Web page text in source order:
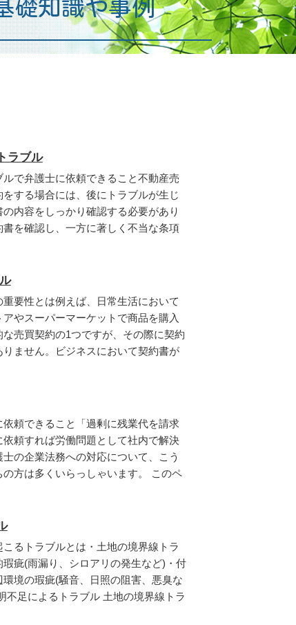
礎知識や事例
ラブル
で弁護士に依頼できること不動産売
する場合には、後にトラブルが生じ
内容をしっかり確認する必要があり
書を確認し、一方に著しく不当な条項
重要性とは例えば、日常生活において
やスーパーマーケットで商品を購入
売買契約の1つですが、その際に契約
ません。ビジネスにおいて契約書が
頼できること「過剰に残業代を請求
依頼すれば労働問題として社内で解決
の企業法務への対応について、こう
の方は多くいらっしゃいます。 このペ
るトラブルとは・土地の境界線トラ
疵(雨漏り、シロアリの発生など)・付
環境の瑕疵(騒音、日照の阻害、悪臭な
不足によるトラブル 土地の境界線トラ